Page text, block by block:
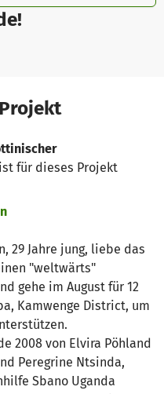
für dieses Projekt
29 Jahre jung, liebe das
"weltwärts"
gehe im August für 12
Kamwenge District, um
2008 von Elvira Pöhland
Peregrine Ntsinda,
Sbano Uganda